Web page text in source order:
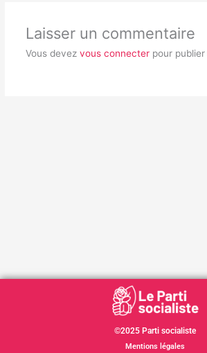
Laisser un commentaire
Vous devez vous connecterpour publier
©2025 Parti socialiste
Mentions légales